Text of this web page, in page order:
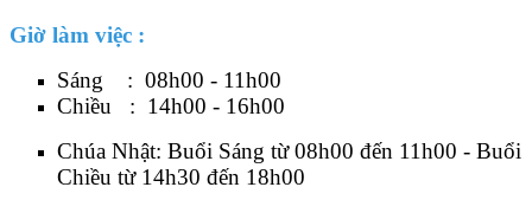
Giờ làm việc :
Sáng : 08h00 - 11h00
Chiều : 14h00 - 16h00
Chúa Nhật: Buổi Sáng từ 08h00 đến 11h00 - Buổi
Chiều từ 14h30 đến 18h00